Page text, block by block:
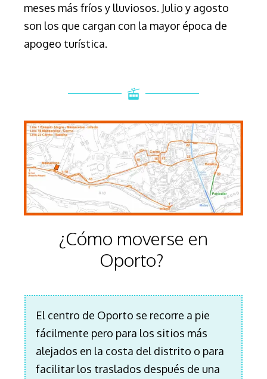
meses más fríos y lluviosos. Julio y agosto
son los que cargan con la mayor época de
apogeo turística.
¿Cómo moverse en
Oporto?
El centro de Oporto se recorre a pie
fácilmente pero para los sitios más
alejados en la costa del distrito o para
facilitar los traslados después de una